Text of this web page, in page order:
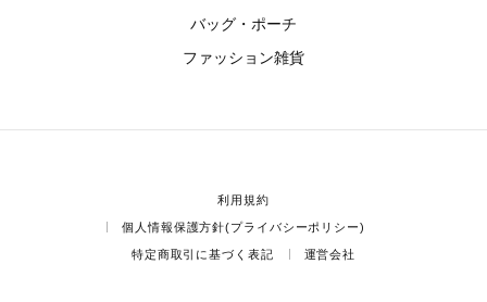
バッグ・ポーチ
ファッション雑貨
利用規約
個人情報保護方針(プライバシーポリシー)
特定商取引に基づく表記 運営会社